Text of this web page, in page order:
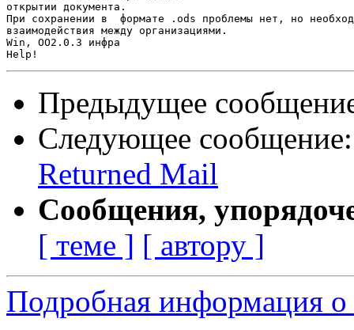
открытии документа.
При сохранении в  формате .ods проблемы нет, но
взаимодействия между организациями.
Win, OO2.0.3 инфра
Предыдущее
Следующее
Returned Mail
Сообщения,
[ теме ] [ автору ]
Подробная информация о